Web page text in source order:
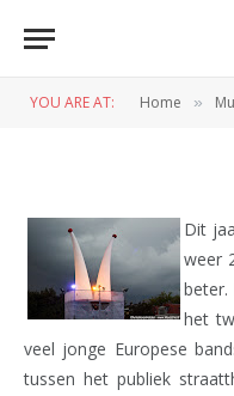
YOU ARE AT: Home »
Westerpop
Dit
weer
beter.
het
veel jonge Europese
tussen het publiek